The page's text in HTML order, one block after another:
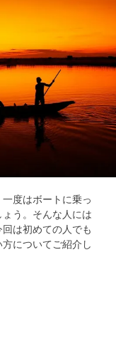
度はボートに乗っ
う。そんな人には
は初めての人でも
についてご紹介し